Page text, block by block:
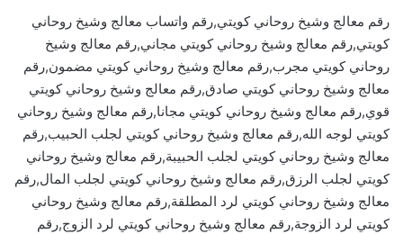
رقم معالج وشيخ روحاني كويتي,رقم واتساب معالج وشيخ روحاني
كويتي,رقم معالج وشيخ روحاني كويتي مجاني,رقم معالج وشيخ
روحاني كويتي مجرب,رقم معالج وشيخ روحاني كويتي مضمون,رقم
معالج وشيخ روحاني كويتي صادق,رقم معالج وشيخ روحاني كويتي
قوي,رقم معالج وشيخ روحاني كويتي مجانا,رقم معالج وشيخ روحاني
كويتي لوجه الله,رقم معالج وشيخ روحاني كويتي لجلب الحبيب,رقم
معالج وشيخ روحاني كويتي لجلب الحبيبة,رقم معالج وشيخ روحاني
كويتي لجلب الرزق,رقم معالج وشيخ روحاني كويتي لجلب المال,رقم
معالج وشيخ روحاني كويتي لرد المطلقة,رقم معالج وشيخ روحاني
كويتي لرد الزوجة,رقم معالج وشيخ روحاني كويتي لرد الزوج,رقم